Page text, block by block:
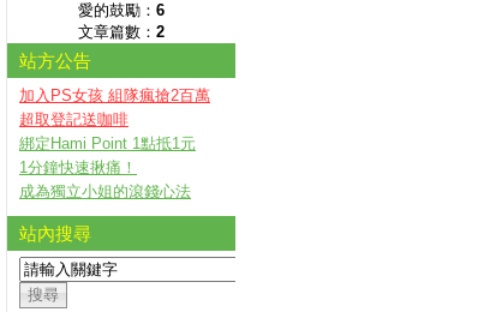
愛的鼓勵： 6
文章篇數： 2
站方公告
加入PS女孩 組隊瘋搶2百萬
超取登記送咖啡
綁定Hami Point 1點抵1元
1分鐘快速揪痛！
成為獨立小姐的滾錢心法
站內搜尋